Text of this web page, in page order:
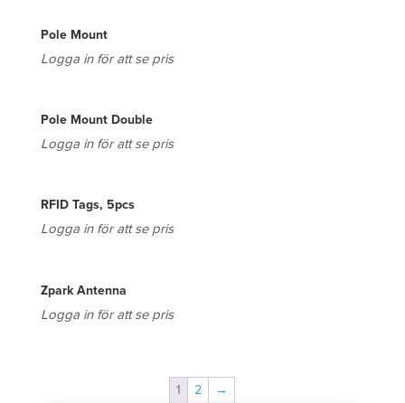
Pole Mount
Logga in för att se pris
Pole Mount Double
Logga in för att se pris
RFID Tags, 5pcs
Logga in för att se pris
Zpark Antenna
Logga in för att se pris
1 2 →